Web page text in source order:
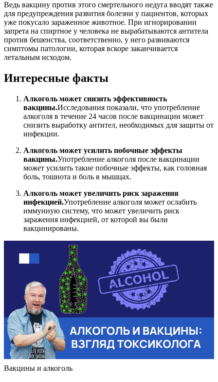
Ведь вакцину против этого смертельного недуга вводят также
для предупреждения развития болезни у пациентов, которых
уже покусало зараженное животное. При игнорировании
запрета на спиртное у человека не вырабатываются антитела
против бешенства, соответственно, у него развиваются
симптомы патологии, которая вскоре заканчивается
летальным исходом.
Интересные факты
Алкоголь может снизить эффективность
вакцины.Исследования показали, что употребление
алкоголя в течение 24 часов после вакцинации может
снизить выработку антител, необходимых для защиты от
инфекции.
Алкоголь может усилить побочные эффекты
вакцины.Употребление алкоголя после вакцинации
может усилить такие побочные эффекты, как головная
боль, тошнота и боль в мышцах.
Алкоголь может увеличить риск заражения
инфекцией.Употребление алкоголя может ослабить
иммунную систему, что может увеличить риск
заражения инфекцией, от которой вы были
вакцинированы.
Вакцины и алкоголь